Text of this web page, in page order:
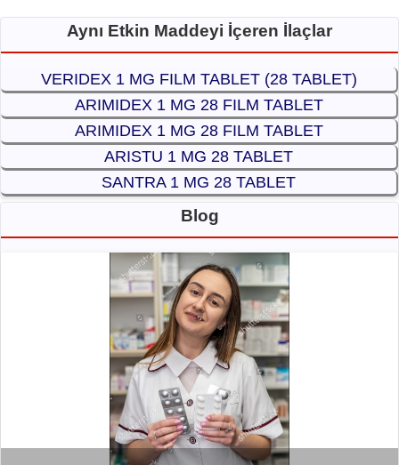
Aynı Etkin Maddeyi İçeren İlaçlar
VERIDEX 1 MG FILM TABLET (28 TABLET)
ARIMIDEX 1 MG 28 FILM TABLET
ARIMIDEX 1 MG 28 FILM TABLET
ARISTU 1 MG 28 TABLET
SANTRA 1 MG 28 TABLET
Blog